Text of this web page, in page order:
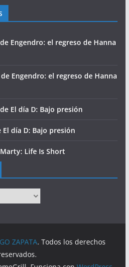
Engendro: el regreso de Hanna
de Engendro: el regreso de Hanna
El día D: Bajo presión
El día D: Bajo presión
Life Is Short
ZAPATA. Todos los derechos